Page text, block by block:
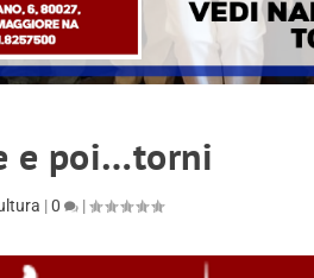
e poi…torni
|0 |